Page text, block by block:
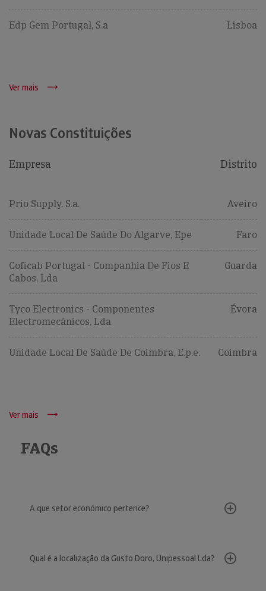
Edp Gem Portugal, S.a Lisboa
Ver mais
Novas Constituições
Empresa Distrito
Prio Supply, S.a. Aveiro
Unidade Local De Saúde Do Algarve, Epe Faro
Coficab Portugal - Companhia De Fios E
Cabos, Lda
Guarda
Tyco Electronics - Componentes
Electromecânicos, Lda
Évora
Unidade Local De Saúde De Coimbra, E.p.e. Coimbra
Ver mais
FAQs
A que setor económico pertence?
Qual é a localização da Gusto Doro, Unipessoal Lda?